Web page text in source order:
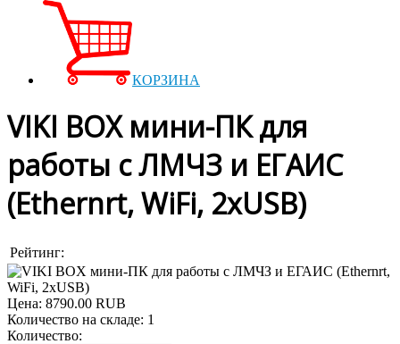
КОРЗИНА
VIKI BOX мини-ПК для
работы с ЛМЧЗ и ЕГАИС
(Ethernrt, WiFi, 2xUSB)
Рейтинг:
Цена: 8790.00 RUB
Количество на складе: 1
Количество: